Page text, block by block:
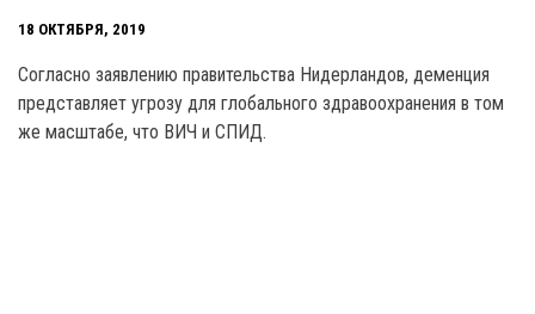
18 ОКТЯБРЯ, 2019
Согласно заявлению правительства Нидерландов, деменция
представляет угрозу для глобального здравоохранения в том
же масштабе, что ВИЧ и СПИД.